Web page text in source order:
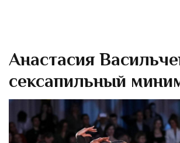
Анастасия
сексапильный